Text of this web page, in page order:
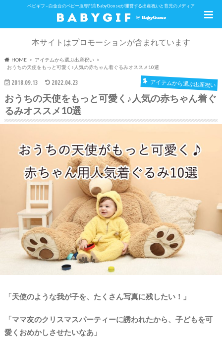
ベビギフ – 白金台のベビー服専門店BabyGooseが運営する出産祝いと育児のメディア
本サイトはプロモーションが含まれています
HOME
アイテムから選ぶ出産祝い
おうちの天使をもっと可愛く♪人気の赤ちゃん着ぐるみオススメ10選
2018.09.13 2022.04.23 アイテムから選ぶ出産祝い
おうちの天使をもっと可愛く♪人気の赤ちゃん着ぐ
るみオススメ10選
「天使のような我が子を、たくさん写真に残したい！」
「ママ友のクリスマスパーティーに誘われたから、子どもを可
愛くおめかしさせたいなあ」